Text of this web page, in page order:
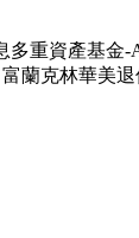
重資產基
克林華美